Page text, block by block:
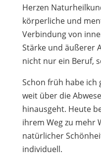
Herzen
körperliche und
Verbindung von
Stärke und äußerer
nicht nur ein Beruf,
Schon früh habe ich
weit über die
hinausgeht. Heute
ihrem Weg zu mehr
natürlicher
individuell.